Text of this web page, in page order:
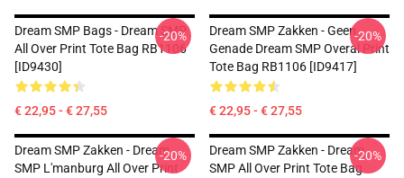
Dream SMP Bags - Dream SMP
All Over Print Tote Bag RB1106
[ID9430]
€ 22,95 - € 27,55
-20%
Dream SMP Zakken - Geen
Genade Dream SMP Overal Print
Tote Bag RB1106 [ID9417]
€ 22,95 - € 27,55
-20%
Dream SMP Zakken - Dream
SMP L'manburg All Over Print
-20%
Dream SMP Zakken - Dream
SMP All Over Print Tote Bag
-20%